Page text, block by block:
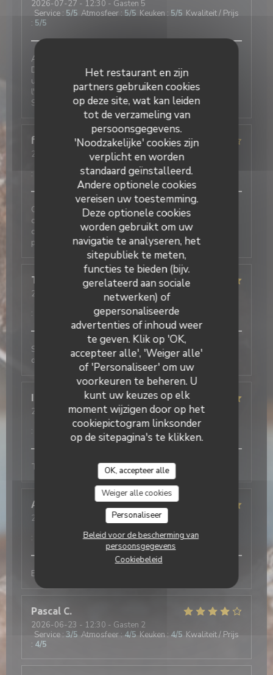
Het restaurant en zijn
partners gebruiken cookies
op deze site, wat kan leiden
tot de verzameling van
persoonsgegevens.
'Noodzakelijke' cookies zijn
verplicht en worden
standaard geïnstalleerd.
Andere optionele cookies
vereisen uw toestemming.
Deze optionele cookies
worden gebruikt om uw
navigatie te analyseren, het
sitepubliek te meten,
functies te bieden (bijv.
gerelateerd aan sociale
netwerken) of
gepersonaliseerde
advertenties of inhoud weer
te geven. Klik op 'OK,
accepteer alle', 'Weiger alle'
of 'Personaliseer' om uw
voorkeuren te beheren. U
kunt uw keuzes op elk
moment wijzigen door op het
cookiepictogram linksonder
op de sitepagina's te klikken.
OK, accepteer alle
Weiger alle cookies
Personaliseer
Beleid voor de bescherming van
persoonsgegevens
Cookiebeleid
2026-07-27 - 12:30 - Gasten 5
Service : 5/5 Atmosfeer: 5/5 Keuken : 5/5 Kwaliteit / Prijs
: 5/5
Au Café Plume, on est toujours très bien accueillis.
Deux très bonnes expériences de réservation, l'une
un midi pour une petite table (4 adultes, 2 bébés),
l'autre pour un petit déjeuner professionnel à l'étage.
Service impeccable, plats quali. Je recommande
fabienne
R
2026-07-06
- 20:00 - Gasten 2
Atmosfeer:3 /5 Keuken:2/5 Kwaliteit / Prijs
:
Cette note est liée au fait que nous avons fait le
choix de quitter le restaurant avant de commander
car nous avons aperçu une souris dans la salle. Je ne
peux pas évaluer le reste.
Tiffany
2026-07-06
- 12:30 - Gasten 3
Atmosfeer: 5/5 Keuken:
:
Service rapide et agréable, cuisine délicieuse comme
d'habitude! Merci beaucoup
Isabelle
2026-06-29- 12:30 - Gasten 2
/5 Atmosfeer:5/5 Keuken:5/5 Kwaliteit / Prijs
:
Très bons plats, joli cadre, et service pro.
Alaric
2026-06-24
- 20:00 - Gasten 2
:
Excellent restaurant, au top !
Pascal C
2026-06-23 - 12:30 - Gasten 2
Service: 3/5 Atmosfeer: 4/5 Keuken : 4/5 Kwaliteit / Prijs
: 4/5